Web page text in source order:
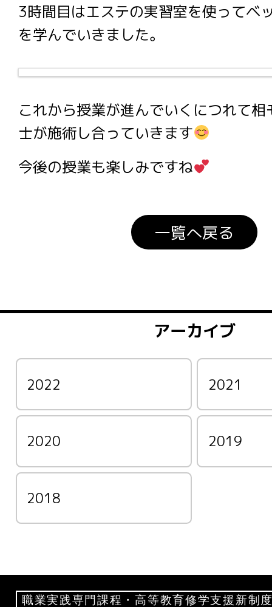
3時間目はエステの実習室を使ってベ
を学んでいきました。
これから授業が進んでいくにつれて
士が施術し合っていきます
今後の授業も楽しみですね
一覧へ戻る
アーカイブ
2022 2021
2020 2019
2018
職業実践専門課程・高等教育修学支援新制